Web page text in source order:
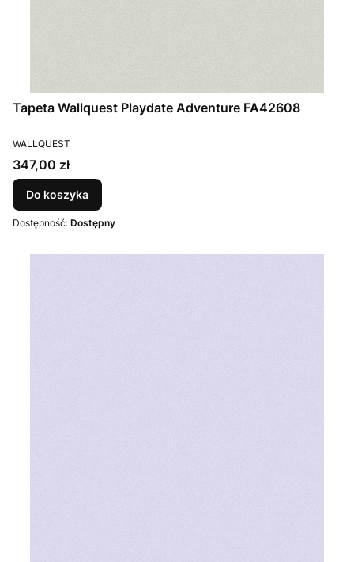
Tapeta Wallquest Playdate Adventure FA42608
PRODUCENT
WALLQUEST
Cena
347,00 zł
Do koszyka
Dostępność: Dostępny